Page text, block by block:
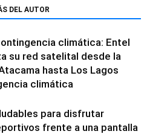
DEL AUTOR
climática: Entel
su red satelital desde la
hasta Los Lagos
climática
para disfrutar
frente a una pantalla